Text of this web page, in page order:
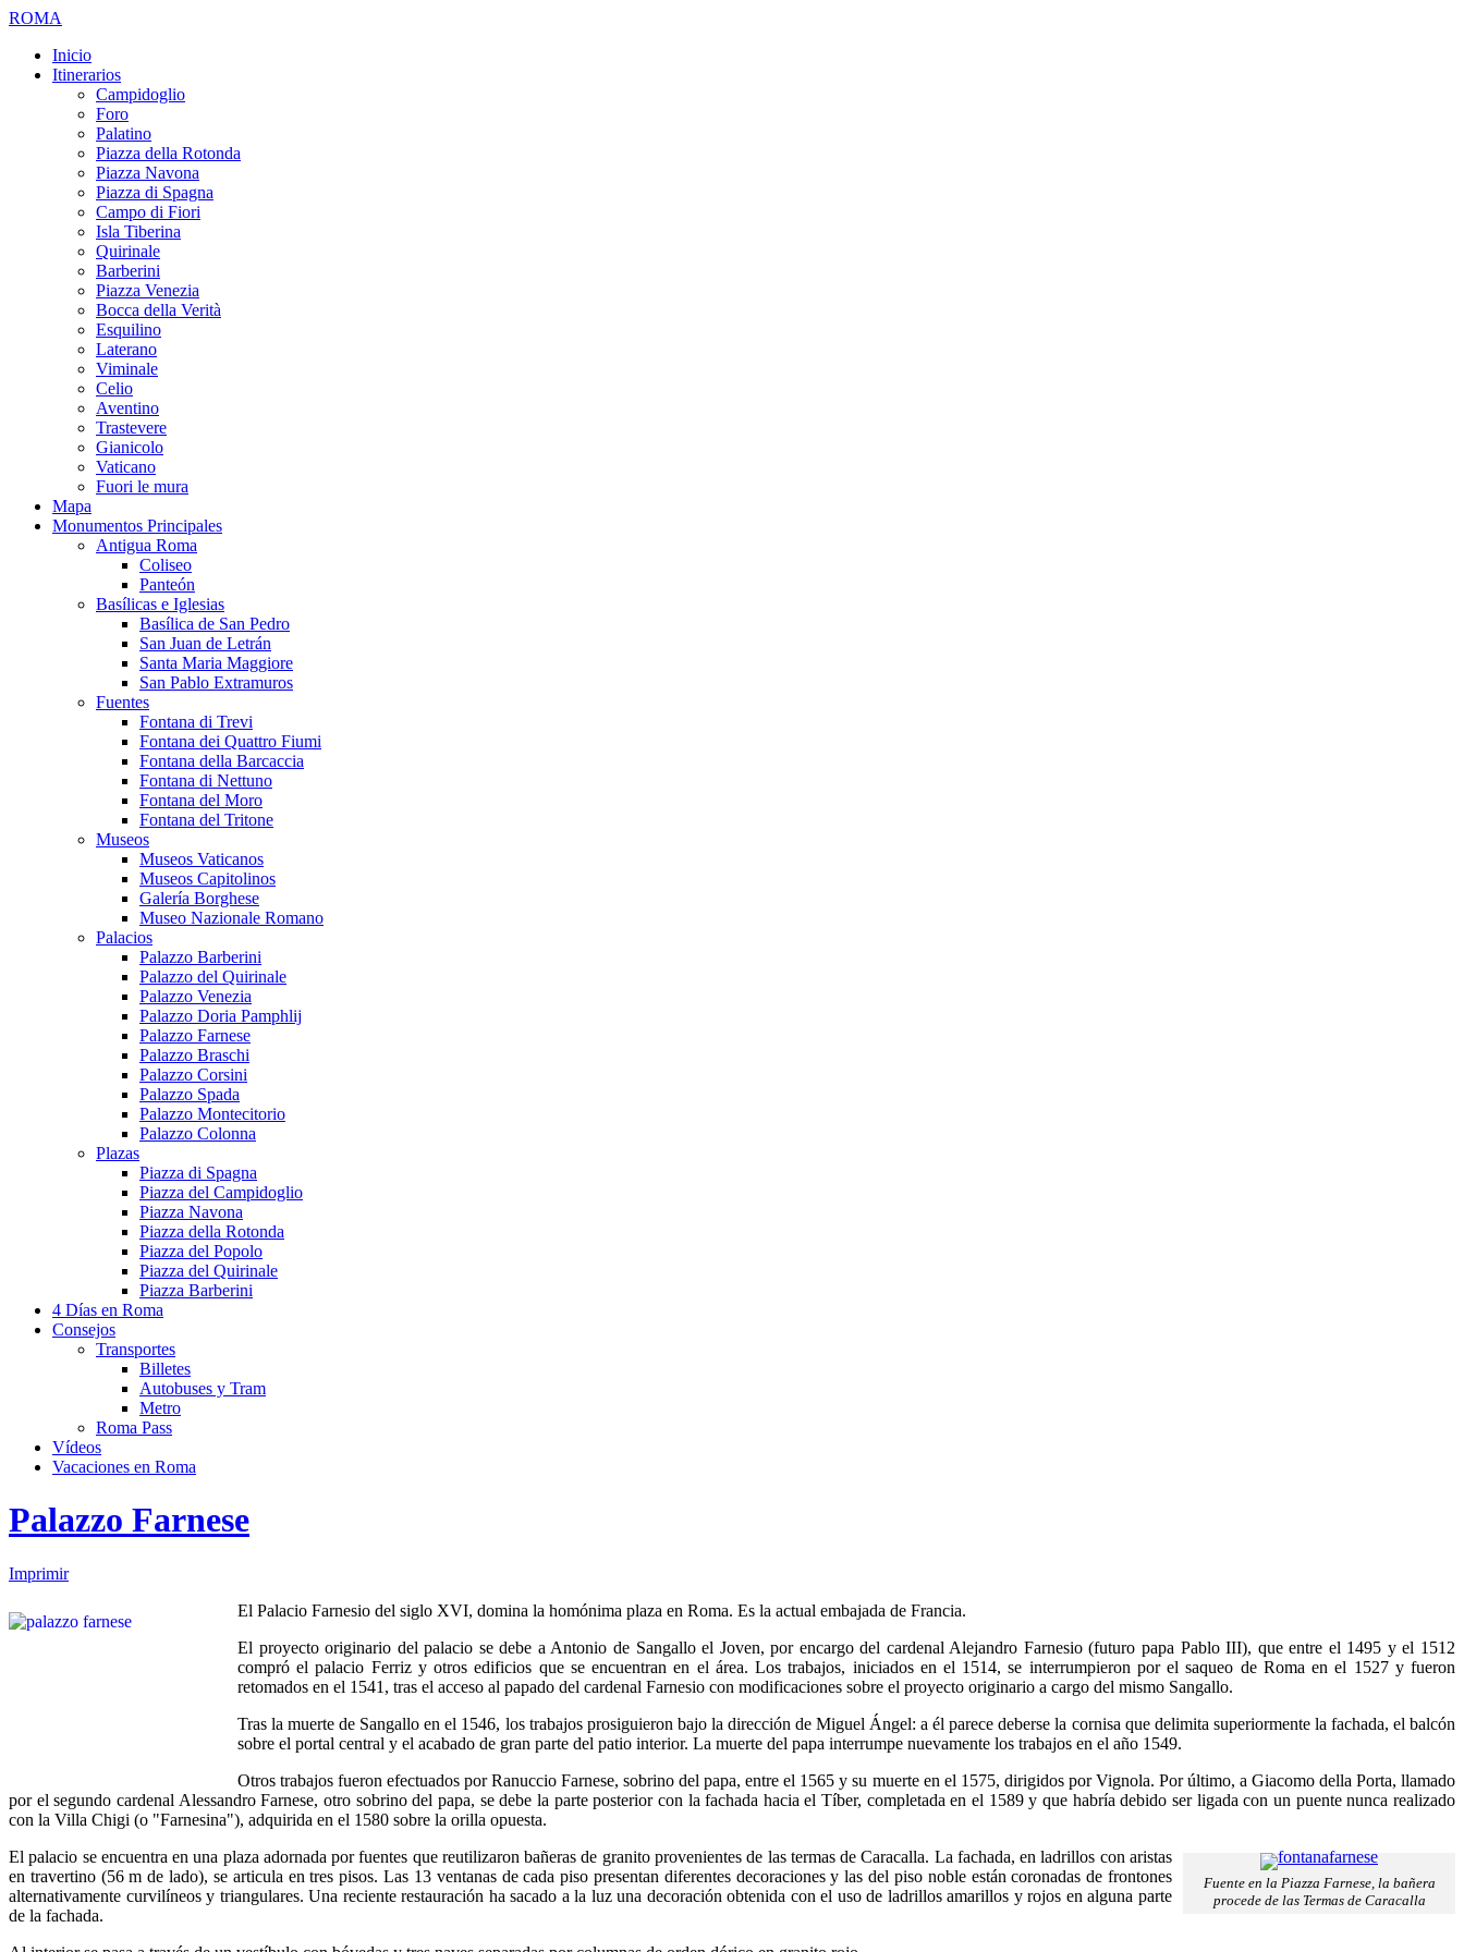
ROMA
Inicio
Itinerarios
Campidoglio
Foro
Palatino
Piazza della Rotonda
Piazza Navona
Piazza di Spagna
Campo di Fiori
Isla Tiberina
Quirinale
Barberini
Piazza Venezia
Bocca della Verità
Esquilino
Laterano
Viminale
Celio
Aventino
Trastevere
Gianicolo
Vaticano
Fuori le mura
Mapa
Monumentos Principales
Antigua Roma
Coliseo
Panteón
Basílicas e Iglesias
Basílica de San Pedro
San Juan de Letrán
Santa Maria Maggiore
San Pablo Extramuros
Fuentes
Fontana di Trevi
Fontana dei Quattro Fiumi
Fontana della Barcaccia
Fontana di Nettuno
Fontana del Moro
Fontana del Tritone
Museos
Museos Vaticanos
Museos Capitolinos
Galería Borghese
Museo Nazionale Romano
Palacios
Palazzo Barberini
Palazzo del Quirinale
Palazzo Venezia
Palazzo Doria Pamphlij
Palazzo Farnese
Palazzo Braschi
Palazzo Corsini
Palazzo Spada
Palazzo Montecitorio
Palazzo Colonna
Plazas
Piazza di Spagna
Piazza del Campidoglio
Piazza Navona
Piazza della Rotonda
Piazza del Popolo
Piazza del Quirinale
Piazza Barberini
4 Días en Roma
Consejos
Transportes
Billetes
Autobuses y Tram
Metro
Roma Pass
Vídeos
Vacaciones en Roma
Palazzo Farnese
Imprimir
El Palacio Farnesio del siglo XVI, domina la homónima plaza en Roma. Es la actual embajada de Francia.
El proyecto originario del palacio se debe a Antonio de Sangallo el Joven, por encargo del cardenal Alejandro Farnesio (futuro papa Pablo III), que entre el 1495 y el 1512
compró el palacio Ferriz y otros edificios que se encuentran en el área. Los trabajos, iniciados en el 1514, se interrumpieron por el saqueo de Roma en el 1527 y fueron
retomados en el 1541, tras el acceso al papado del cardenal Farnesio con modificaciones sobre el proyecto originario a cargo del mismo Sangallo.
Tras la muerte de Sangallo en el 1546, los trabajos prosiguieron bajo la dirección de Miguel Ángel: a él parece deberse la cornisa que delimita superiormente la fachada, el balcón
sobre el portal central y el acabado de gran parte del patio interior. La muerte del papa interrumpe nuevamente los trabajos en el año 1549.
Otros trabajos fueron efectuados por Ranuccio Farnese, sobrino del papa, entre el 1565 y su muerte en el 1575, dirigidos por Vignola. Por último, a Giacomo della Porta, llamado
por el segundo cardenal Alessandro Farnese, otro sobrino del papa, se debe la parte posterior con la fachada hacia el Tíber, completada en el 1589 y que habría debido ser ligada con un puente nunca realizado
con la Villa Chigi (o "Farnesina"), adquirida en el 1580 sobre la orilla opuesta.
Fuente en la Piazza Farnese, la bañera
procede de las Termas de Caracalla
El palacio se encuentra en una plaza adornada por fuentes que reutilizaron bañeras de granito provenientes de las termas de Caracalla. La fachada, en ladrillos con aristas
en travertino (56 m de lado), se articula en tres pisos. Las 13 ventanas de cada piso presentan diferentes decoraciones y las del piso noble están coronadas de frontones
alternativamente curvilíneos y triangulares. Una reciente restauración ha sacado a la luz una decoración obtenida con el uso de ladrillos amarillos y rojos en alguna parte
de la fachada.